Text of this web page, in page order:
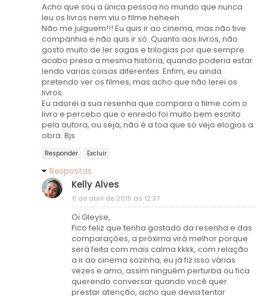
Acho que sou a única pessoa no mundo que nunca
leu os livros nem viu o filme heheeh
Não me julguem!!! Eu quis ir ao cinema, mas não tive
companhia e não quis ir só. Quanto aos livros, não
gosto muito de ler sagas e trilogias por que sempre
acabo presa a mesma história, quando poderia estar
lendo varias coisas diferentes. Enfim, eu ainda
pretendo ver os filmes, mas acho que não lerei os
livros.
Eu adorei a sua resenha que compara o filme com o
livro e percebo que o enredo foi muito bem escrito
pela autora, ou seja, não é a toa que só vejo elogios a
obra. Bjs
Responder Excluir
Respostas
Kelly Alves
8 de abril de 2015 às 12:37
Oi Gleyse,
Fico feliz que tenha gostado da resenha e das
comparações, a próxima virá melhor porque
será feita com mais calma kkkk, com relação
a ir ao cinema sozinha, eu já fiz isso várias
vezes e amo, assim ninguém perturba ou fica
querendo conversar quando você quer
prestar atenção, acho que devia tentar